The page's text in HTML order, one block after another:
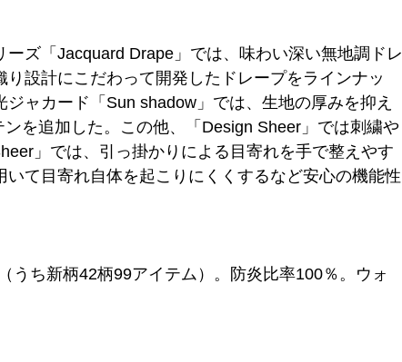
ズ「Jacquard Drape」では、味わい深い無地調ドレ
設計にこだわって開発したドレープをラインナッ
ャカード「Sun shadow」では、生地の厚みを抑え
を追加した。この他、「Design Sheer」では刺繍や
」では、引っ掛かりによる目寄れを手で整えやす
いて目寄れ自体を起こりにくくするなど安心の機能性
ち新柄42柄99アイテム）。防炎比率100％。ウォ